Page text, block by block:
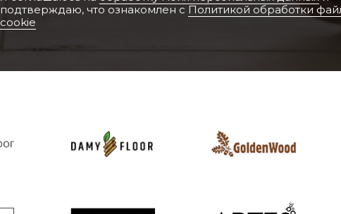
подтверждаю, что ознакомлен с Политикой обработки
cookie